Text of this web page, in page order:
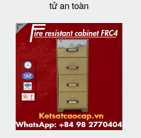
tử an toàn